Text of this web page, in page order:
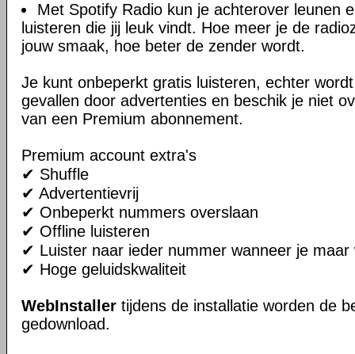
Met Spotify Radio kun je achterover leunen
luisteren die jij leuk vindt. Hoe meer je de
jouw smaak, hoe beter de zender wordt.
Je kunt onbeperkt gratis luisteren, echter
gevallen door advertenties en beschik je niet
van een Premium abonnement.
Premium account extra's
✔ Shuffle
✔ Advertentievrij
✔ Onbeperkt nummers overslaan
✔ Offline luisteren
✔ Luister naar ieder nummer wanneer je maar
✔ Hoge geluidskwaliteit
WebInstaller tijdens de installatie worden de
gedownload.